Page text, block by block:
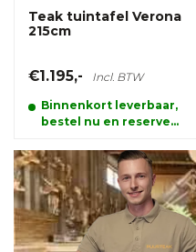
Teak tuintafel Verona
215cm
€1.195,- Incl. BTW
Binnenkort leverbaar,
bestel nu en reserveer